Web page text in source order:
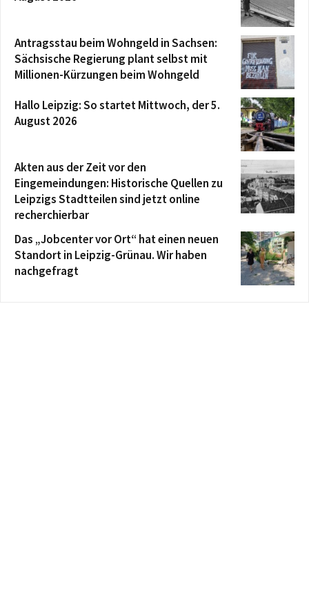
Antragsstau beim Wohngeld in Sachsen:
Sächsische Regierung plant selbst mit
Millionen-Kürzungen beim Wohngeld
Hallo Leipzig: So startet Mittwoch, der 5.
August 2026
Akten aus der Zeit vor den
Eingemeindungen: Historische Quellen zu
Leipzigs Stadtteilen sind jetzt online
recherchierbar
Das „Jobcenter vor Ort“ hat einen neuen
Standort in Leipzig-Grünau. Wir haben
nachgefragt